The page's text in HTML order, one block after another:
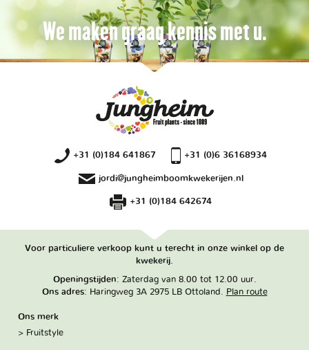
We maken graag kennis met u.
+31 (0)184 641867 +31 (0)6 36168934
jordi@jungheimboomkwekerijen.nl
+31 (0)184 642674
Voor particuliere verkoop kunt u terecht in onze winkel op de
kwekerij.
Openingstijden: Zaterdag van 8.00 tot 12.00 uur.
Ons adres: Haringweg 3A 2975 LB Ottoland. Plan route
Ons merk
Fruitstyle